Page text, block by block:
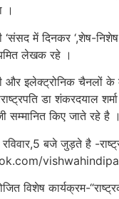
।
में दिनकर ‘,शेष-
लेखक रहे ।
और इलेक्ट्रोनिक चैनलों के
डा शंकरदयाल शर्मा
सम्मानित किए जाते रहे है ।
बजे जुड़ते है -
विशेष कार्यक्रम-